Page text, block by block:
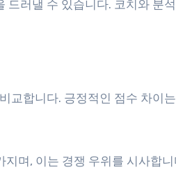
러낼 수 있습니다. 코치와 분
교합니다. 긍정적인 점수 차이
며, 이는 경쟁 우위를 시사합니